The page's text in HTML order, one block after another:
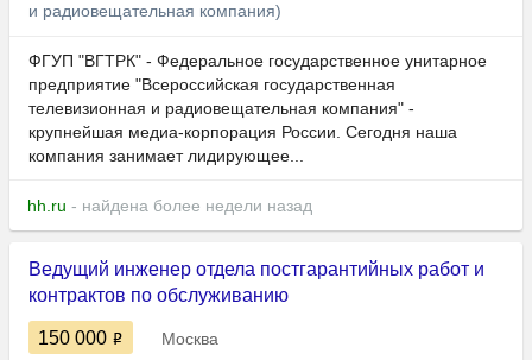
и радиовещательная компания)
ФГУП "ВГТРК" - Федеральное государственное унитарное
предприятие "Всероссийская государственная
телевизионная и радиовещательная компания" -
крупнейшая медиа-корпорация России. Сегодня наша
компания занимает лидирующее...
hh.ru - найдена более недели назад
Ведущий инженер отдела постгарантийных работ и
контрактов по обслуживанию
150 000
Москва